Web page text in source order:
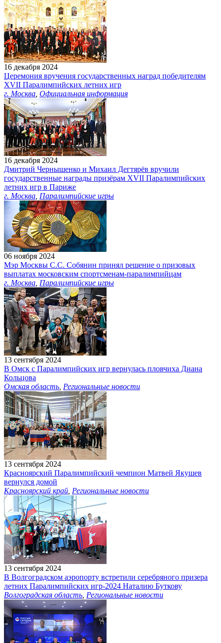
16 декабря 2024
Церемония вручения государственных наград победителям
ХVII Паралимпийских летних игр
г. Москва Официальная информация
16 декабря 2024
Дмитрий Чернышенко и Михаил Дегтярёв вручили
государственные награды призёрам XVII Паралимпийских
летних игр в Париже
г. Москва Паралимпийские игры
06 ноября 2024
Мэр Москвы С.С. Собянин принял решение о призовых
выплатах московским спортсменам-паралимпийцам
г. Москва Паралимпийские игры
13 сентября 2024
В Омск с Паралимпийских игр вернулась пловчиха Диана
Кольцова
Омская область Региональные новости
13 сентября 2024
Красноярский Паралимпийский чемпион Матвей Якушев
вернулся домой
Красноярский край Региональные новости
13 сентября 2024
В Волгоградском аэропорту встретили серебряного призера
летних Паралимпийских игр-2024 Наталию Буткову
Волгоградская область Региональные новости